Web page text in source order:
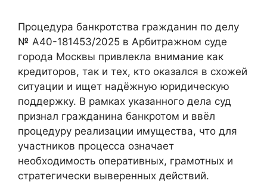
Процедура банкротства гражданин по делу
№ А40-181453/2025 в Арбитражном суде
города Москвы привлекла внимание как
кредиторов, так и тех, кто оказался в схожей
ситуации и ищет надёжную юридическую
поддержку. В рамках указанного дела суд
признал гражданина банкротом и ввёл
процедуру реализации имущества, что для
участников процесса означает
необходимость оперативных, грамотных и
стратегически выверенных действий.